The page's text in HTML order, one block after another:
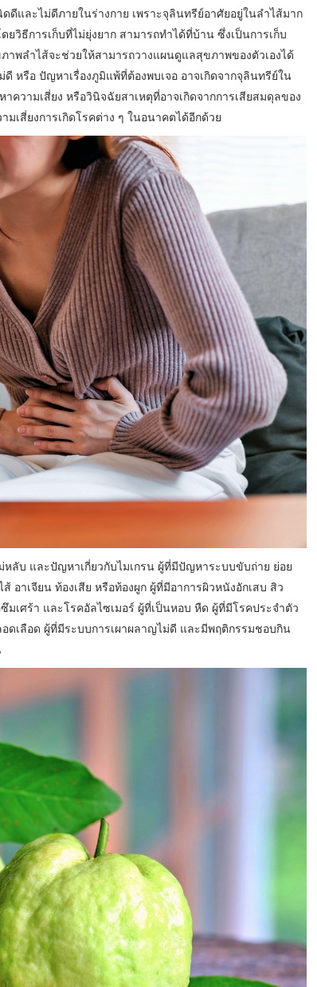
และไม่ดีภายในร่างกาย เพราะจุลินทรีย์อาศัยอยู่ในลำไส้มาก
วิธีการเก็บที่ไม่ยุ่งยาก สามารถทำได้ที่บ้าน ซึ่งเป็นการเก็บ
าพลำไส้จะช่วยให้สามารถวางแผนดูแลสุขภาพของตัวเองได้
ดี หรือ ปัญหาเรื่องภูมิแพ้ที่ต้องพบเจอ อาจเกิดจากจุลินทรีย์ใน
วามเสี่ยง หรือวินิจฉัยสาเหตุที่อาจเกิดจากการเสียสมดุลของ
เสี่ยงการเกิดโรคต่าง ๆ ในอนาคตได้อีกด้วย
ลับ และปัญหาเกี่ยวกับไมเกรน ผู้ที่มีปัญหาระบบขับถ่าย ย่อย
าเจียน ท้องเสีย หรือท้องผูก ผู้ที่มีอาการผิวหนังอักเสบ สิว
เศร้า และโรคอัลไซเมอร์ ผู้ที่เป็นหอบ หืด ผู้ที่มีโรคประจำตัว
เลือด ผู้ที่มีระบบการเผาผลาญไม่ดี และมีพฤติกรรมชอบกิน